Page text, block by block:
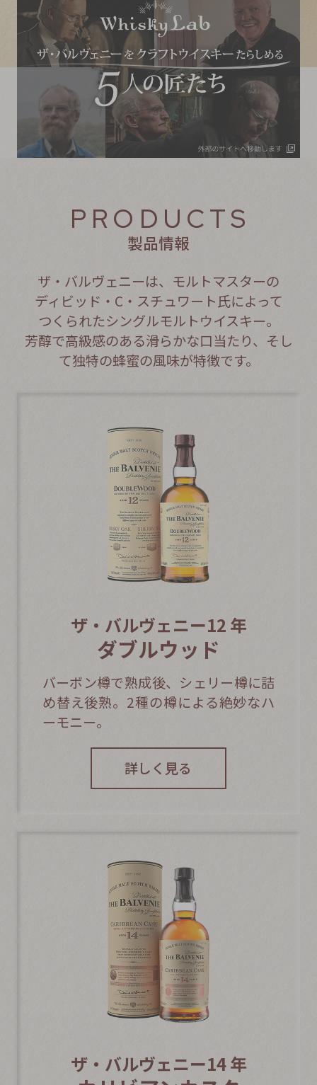
PRODUCTS
製品情報
ザ・バルヴェニーは、モルトマスターの
ディビッド・C・スチュワート氏によって
つくられたシングルモルトウイスキー。
芳醇で高級感のある滑らかな口当たり、そし
て独特の蜂蜜の風味が特徴です。
ザ・バルヴェニー12 年
ダブルウッド
バーボン樽で熟成後、シェリー樽に詰
め替え後熟。2種の樽による絶妙なハ
ーモニー。
詳しく見る
ザ・バルヴェニー14 年